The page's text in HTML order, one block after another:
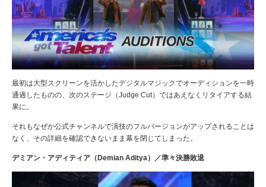
最初は大型スクリーンを活かしたデジタルマジックでオーディションを一時
通過したものの、次のステージ（Judge Cut）ではあえなくリタイアする結
果に。
それもなぜか公式チャンネルで演技のフルバージョンがアップされることは
なく、その詳細を確認できないまま幕を閉じてしまった。
デミアン・アディティア（Demian Aditya）／準々決勝敗退